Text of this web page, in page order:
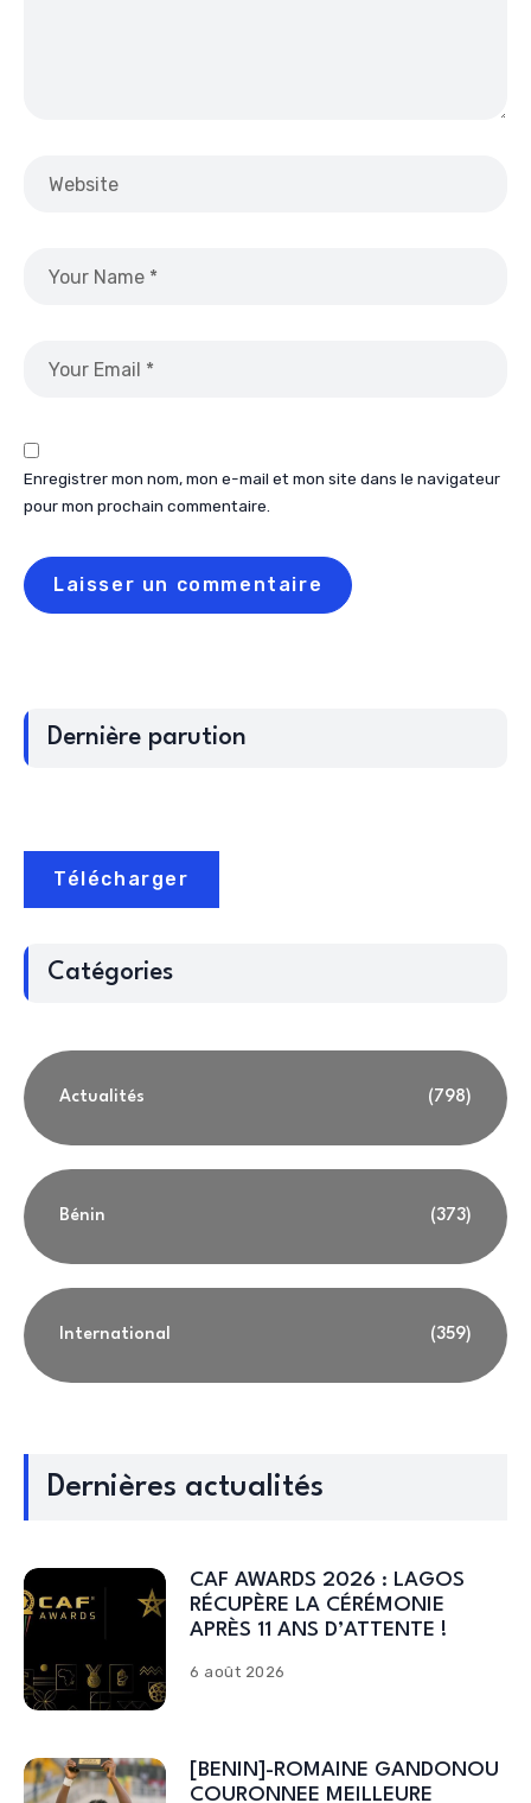
Enregistrer mon nom, mon e-mail et mon site dans le navigateur
pour mon prochain commentaire.
Dernière parution
Télécharger
Catégories
Actualités (798)
Bénin (373)
International (359)
Dernières actualités
CAF AWARDS 2026 : LAGOS
RÉCUPÈRE LA CÉRÉMONIE
APRÈS 11 ANS D’ATTENTE !
6 août 2026
[BENIN]-ROMAINE GANDONOU
COURONNEE MEILLEURE